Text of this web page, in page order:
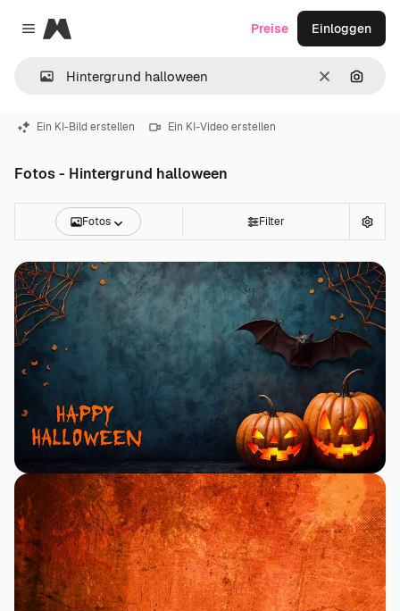
Close menu
Magnific
LöschenNach
Preise Einloggen
Ein KI-Bild erstellen Ein KI-Video erstellen
Fotos - Hintergrund halloween
Fotos Filter